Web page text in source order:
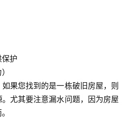
护
果您找到的是一栋破旧房屋，则
尤其要注意漏水问题，因为房屋